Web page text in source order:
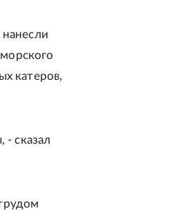
катеров,
- сказал